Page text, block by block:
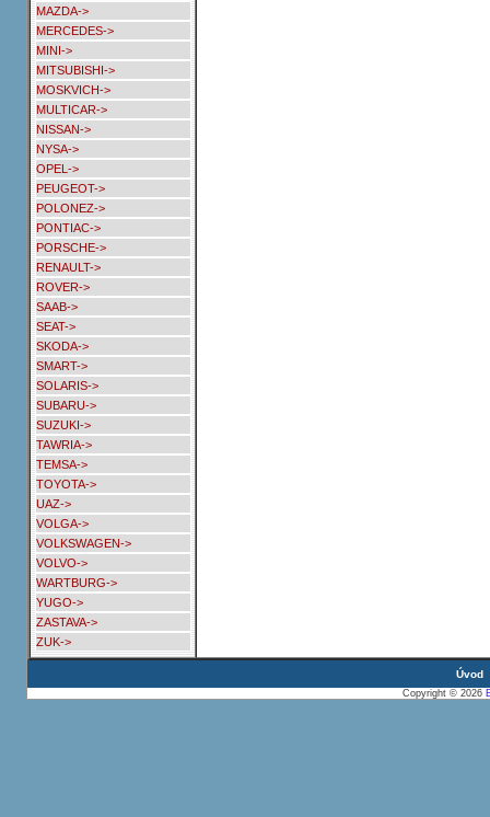
MAZDA->
MERCEDES->
MINI->
MITSUBISHI->
MOSKVICH->
MULTICAR->
NISSAN->
NYSA->
OPEL->
PEUGEOT->
POLONEZ->
PONTIAC->
PORSCHE->
RENAULT->
ROVER->
SAAB->
SEAT->
SKODA->
SMART->
SOLARIS->
SUBARU->
SUZUKI->
TAWRIA->
TEMSA->
TOYOTA->
UAZ->
VOLGA->
VOLKSWAGEN->
VOLVO->
WARTBURG->
YUGO->
ZASTAVA->
ZUK->
Úvod
Copyright © 2026